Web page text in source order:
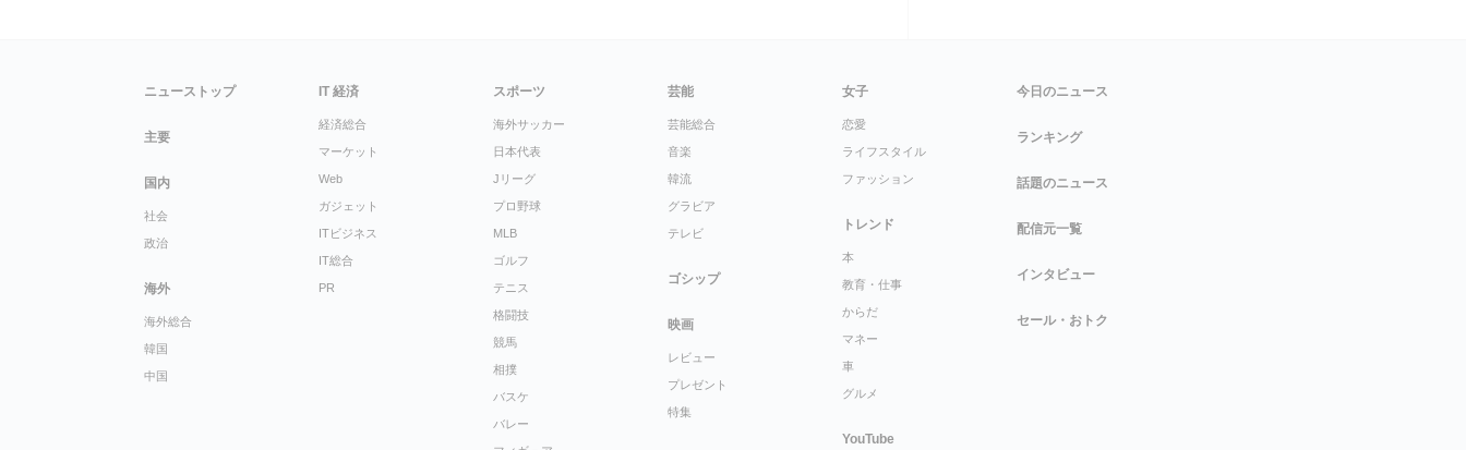
ニューストップ
主要
国内
社会
政治
海外
海外総合
韓国
中国
IT 経済
経済総合
マーケット
Web
ガジェット
ITビジネス
IT総合
PR
スポーツ
海外サッカー
日本代表
Jリーグ
プロ野球
MLB
ゴルフ
テニス
格闘技
競馬
相撲
バスケ
バレー
芸能
芸能総合
音楽
韓流
グラビア
テレビ
ゴシップ
映画
レビュー
プレゼント
特集
女子
恋愛
ライフスタイル
ファッション
トレンド
本
教育・仕事
からだ
マネー
車
グルメ
YouTube
今日のニュース
ランキング
話題のニュース
配信元一覧
インタビュー
セール・おトク